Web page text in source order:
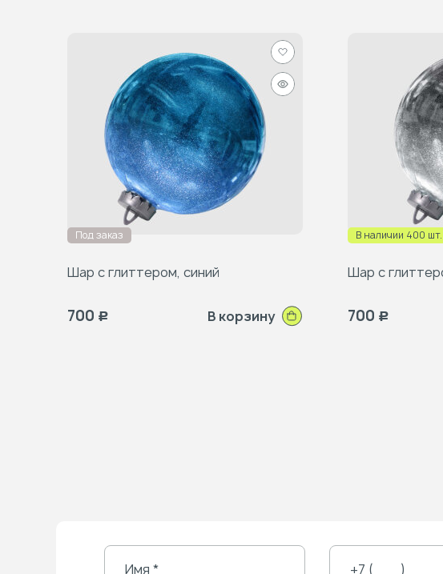
Добавить
в
избранное
Быстрый
просмотр
Под заказ
Шар с глиттером, синий
700 Р В корзину
В наличии 400 шт.
Шар с
700 Р